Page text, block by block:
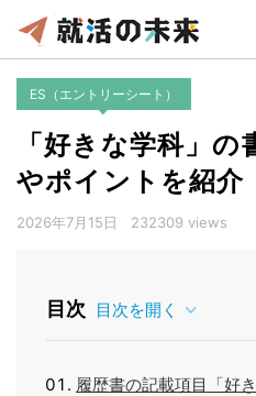
ES（エントリーシート）
「好きな学科」
やポイントを紹介
2026年7月15日 232309 views
目次 目次を開く
履歴書の記載項目「好